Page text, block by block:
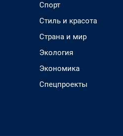
Спорт
Стиль и красота
Страна и мир
Экология
Экономика
Спецпроекты